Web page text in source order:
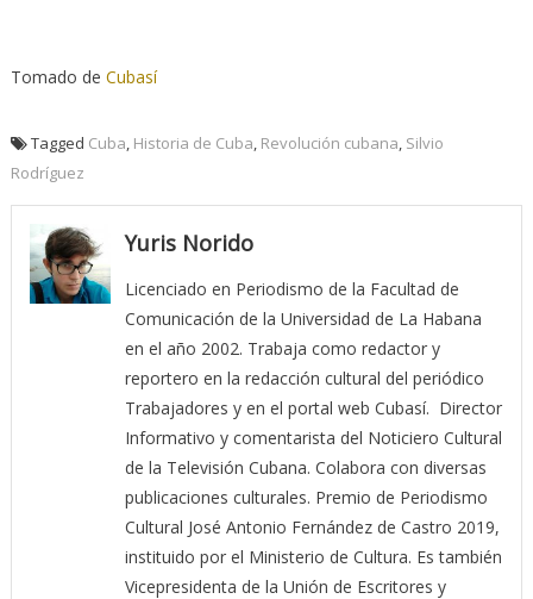
Tomado de Cubasí
Tagged Cuba Historia de Cuba Revolución cubana Silvio
Rodríguez
Yuris Norido
Licenciado en Periodismo de la Facultad de
Comunicación de la Universidad de La Habana
en el año 2002. Trabaja como redactor y
reportero en la redacción cultural del periódico
Trabajadores y en el portal web Cubasí. Director
Informativo y comentarista del Noticiero Cultural
de la Televisión Cubana. Colabora con diversas
publicaciones culturales. Premio de Periodismo
Cultural José Antonio Fernández de Castro 2019,
instituido por el Ministerio de Cultura. Es también
Vicepresidenta de la Unión de Escritores y